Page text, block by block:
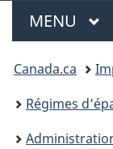
Menu
MENU
Vous
êtes
ici
Canada.ca
Régimes